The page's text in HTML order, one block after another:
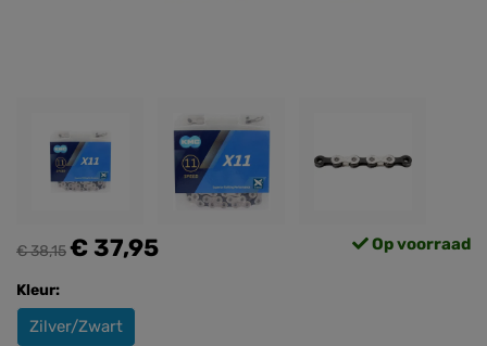
€ 38,15€ 37,95 Op voorraad
Kleur:
Zilver/Zwart